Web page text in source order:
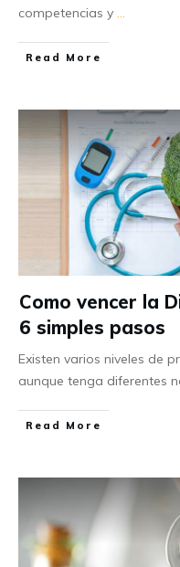
competencias y ...
Read More
Como vencer la
6 simples pasos
Existen varios niveles de
aunque tenga diferentes
Read More